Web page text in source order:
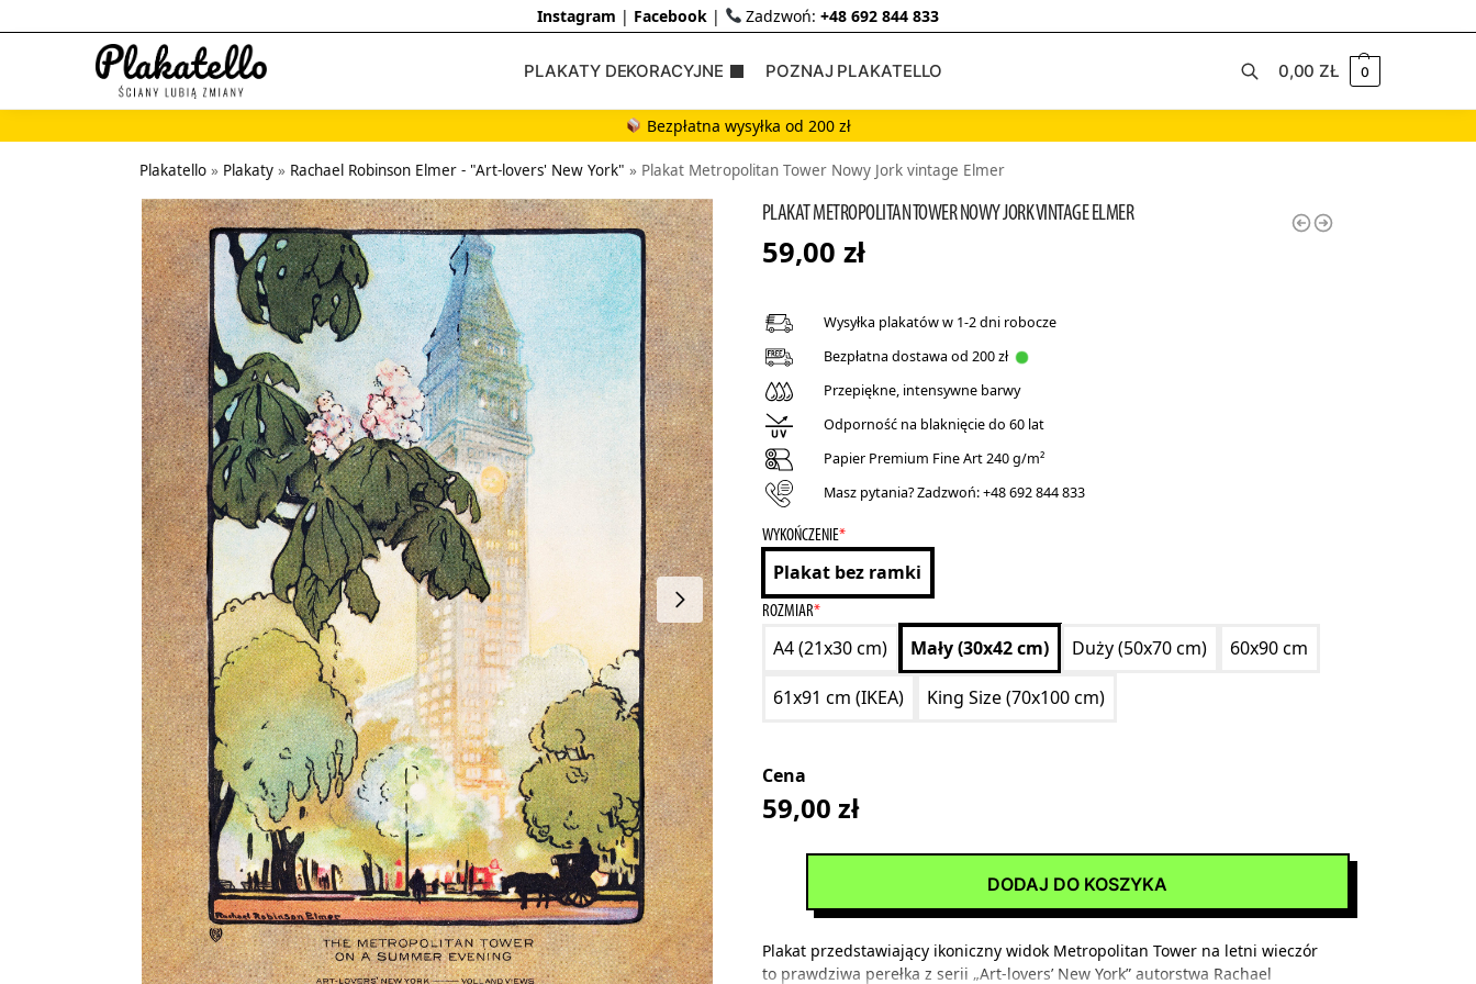
Instagram | Facebook| Zadzwoń:+48 692 844 833
PLAKATY DEKORACYJNE POZNAJ PLAKATELLO
Szukaj...
Szukaj
0,00ZŁ 0
Bezpłatna wysyłka od 200 zł
Plakatello » Plakaty » Rachael Robinson Elmer - "Art-lovers' New York" » Plakat Metropolitan Tower Nowy Jork vintage Elmer
PLAKAT METROPOLITAN TOWER NOWY JORK VINTAGE ELMER
59,00 zł
Wysyłka plakatów w 1-2 dni robocze
Bezpłatna dostawa od 200 zł
Przepiękne, intensywne barwy
Odporność na blaknięcie do 60 lat
Papier Premium Fine Art 240 g/m²
Masz pytania? Zadzwoń:+48 692 844 833
*
WYKOŃCZENIE
Plakat bez ramki
*
ROZMIAR
A4 (21x30 cm) Mały (30x42 cm) Duży (50x70 cm) 60x90 cm
61x91 cm (IKEA) King Size (70x100 cm)
Cena
59,00 zł
DODAJ DO KOSZYKA
Plakat przedstawiający ikoniczny widok Metropolitan Tower na letni wieczór
to prawdziwa perełka z serii „Art-lovers’ New York” autorstwa Rachael